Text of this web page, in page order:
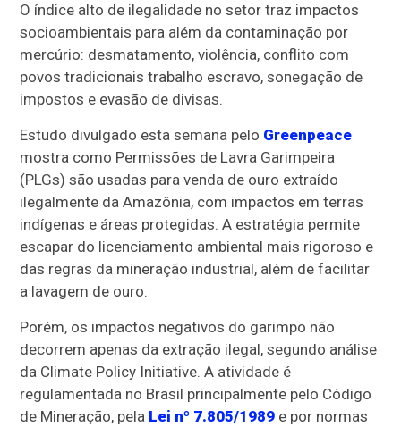
O índice alto de ilegalidade no setor traz impactos
socioambientais para além da contaminação por
mercúrio: desmatamento, violência, conflito com
povos tradicionais trabalho escravo, sonegação de
impostos e evasão de divisas.
Estudo divulgado esta semana pelo Greenpeace
mostra como Permissões de Lavra Garimpeira
(PLGs) são usadas para venda de ouro extraído
ilegalmente da Amazônia, com impactos em terras
indígenas e áreas protegidas. A estratégia permite
escapar do licenciamento ambiental mais rigoroso e
das regras da mineração industrial, além de facilitar
a lavagem de ouro.
Porém, os impactos negativos do garimpo não
decorrem apenas da extração ilegal, segundo análise
da Climate Policy Initiative. A atividade é
regulamentada no Brasil principalmente pelo Código
de Mineração, pela Lei nº 7.805/1989 e por normas